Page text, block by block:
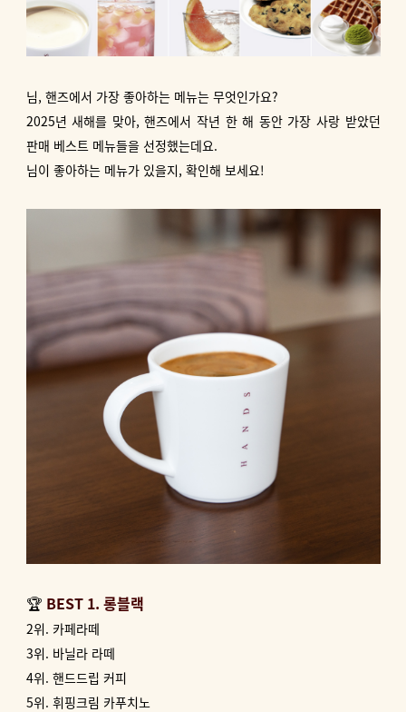
님, 핸즈에서 가장 좋아하는 메뉴는 무엇인가요?
2025년 새해를 맞아, 핸즈에서 작년 한 해 동안 가장 사랑 받았던
판매 베스트 메뉴들을 선정했는데요.
님이 좋아하는 메뉴가 있을지, 확인해 보세요!
🏆 BEST 1. 롱블랙
2위. 카페라떼
3위. 바닐라 라떼
4위. 핸드드립 커피
5위. 휘핑크림 카푸치노